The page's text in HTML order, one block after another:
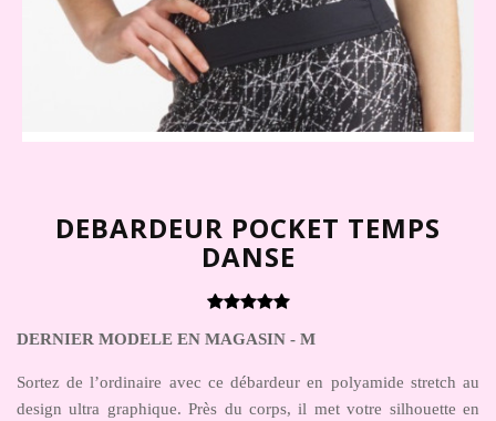
DEBARDEUR POCKET TEMPS
DANSE
DERNIER MODELE EN MAGASIN - M
Sortez de l’ordinaire avec ce débardeur en polyamide stretch au
design ultra graphique. Près du corps, il met votre silhouette en